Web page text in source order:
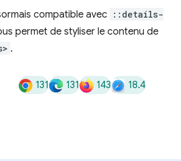
compatible avec ::details-
permet de styliser le contenu de
.
131 131 143 18.4